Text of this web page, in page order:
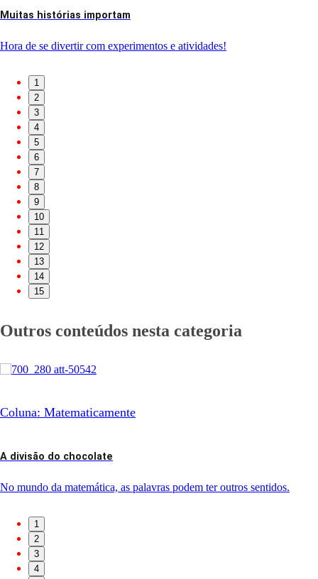
Muitas histórias importam
Hora de se divertir com experimentos e atividades!
1
2
3
4
5
6
7
8
9
10
11
12
13
14
15
Outros conteúdos nesta categoria
Coluna: Matematicamente
A divisão do chocolate
No mundo da matemática, as palavras podem ter outros sentidos.
1
2
3
4